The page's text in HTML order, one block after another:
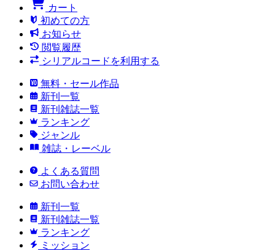
カート
初めての方
お知らせ
閲覧履歴
シリアルコードを利用する
無料・セール作品
新刊一覧
新刊雑誌一覧
ランキング
ジャンル
雑誌・レーベル
よくある質問
お問い合わせ
新刊一覧
新刊雑誌一覧
ランキング
ミッション